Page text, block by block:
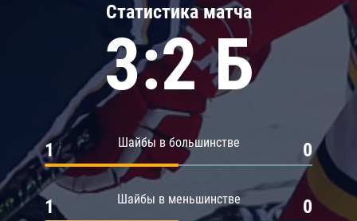
Статистика матча
3:2 Б
Шайбы в большинстве
1 0
Шайбы в меньшинстве
1 0